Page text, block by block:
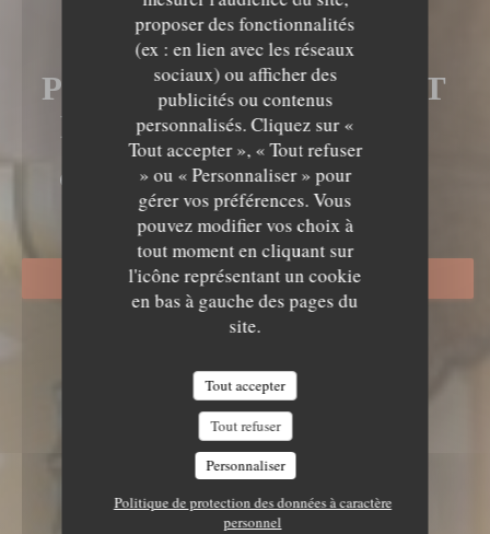
proposer des fonctionnalités
(ex : en lien avec les réseaux
sociaux) ou afficher des
publicités ou contenus
personnalisés. Cliquez sur «
Tout accepter », « Tout refuser
» ou « Personnaliser » pour
gérer vos préférences. Vous
pouvez modifier vos choix à
tout moment en cliquant sur
l'icône représentant un cookie
en bas à gauche des pages du
site.
Tout accepter
Tout refuser
Personnaliser
Politique de protection des données à caractère
personnel
LE MECHOUI DU
PRINCE RESTAURANT
MAROCAIN À PARIS
LE MECHOUI DU
GASTRONOMIE MAROCAINE
PARIS
RÉSERVER